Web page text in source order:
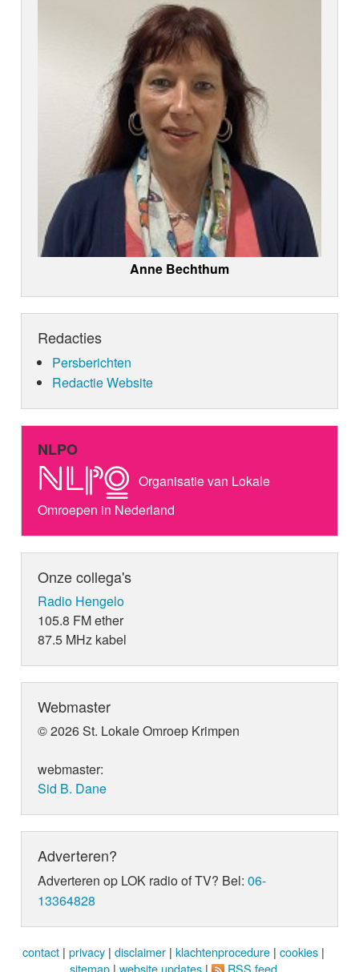
Anne Bechthum
Redacties
Persberichten
Redactie Website
NLPO
Organisatie van Lokale
Omroepen in Nederland
Onze collega's
Radio Hengelo
105.8 FM ether
87.5 MHz kabel
Webmaster
© 2026 St. Lokale Omroep Krimpen
webmaster:
Sid B. Dane
Adverteren?
Adverteren op LOK radio of TV? Bel:06-
13364828
contact | privacy | disclaimer | klachtenprocedure | cookies |
sitemap | website updates | RSS feed